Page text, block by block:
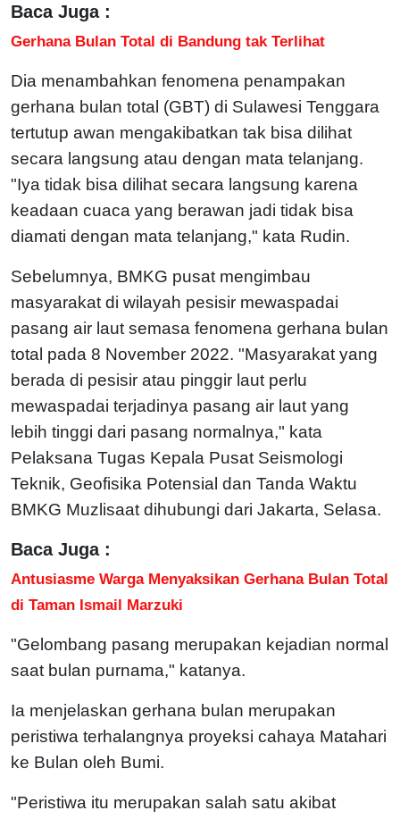
Baca Juga :
Gerhana Bulan Total di Bandung tak Terlihat
Dia menambahkan fenomena penampakan
gerhana bulan total (GBT) di Sulawesi Tenggara
tertutup awan mengakibatkan tak bisa dilihat
secara langsung atau dengan mata telanjang.
"Iya tidak bisa dilihat secara langsung karena
keadaan cuaca yang berawan jadi tidak bisa
diamati dengan mata telanjang," kata Rudin.
Sebelumnya, BMKG pusat mengimbau
masyarakat di wilayah pesisir mewaspadai
pasang air laut semasa fenomena gerhana bulan
total pada 8 November 2022. "Masyarakat yang
berada di pesisir atau pinggir laut perlu
mewaspadai terjadinya pasang air laut yang
lebih tinggi dari pasang normalnya," kata
Pelaksana Tugas Kepala Pusat Seismologi
Teknik, Geofisika Potensial dan Tanda Waktu
BMKG Muzlisaat dihubungi dari Jakarta, Selasa.
Baca Juga :
Antusiasme Warga Menyaksikan Gerhana Bulan Total
di Taman Ismail Marzuki
"Gelombang pasang merupakan kejadian normal
saat bulan purnama," katanya.
Ia menjelaskan gerhana bulan merupakan
peristiwa terhalangnya proyeksi cahaya Matahari
ke Bulan oleh Bumi.
"Peristiwa itu merupakan salah satu akibat